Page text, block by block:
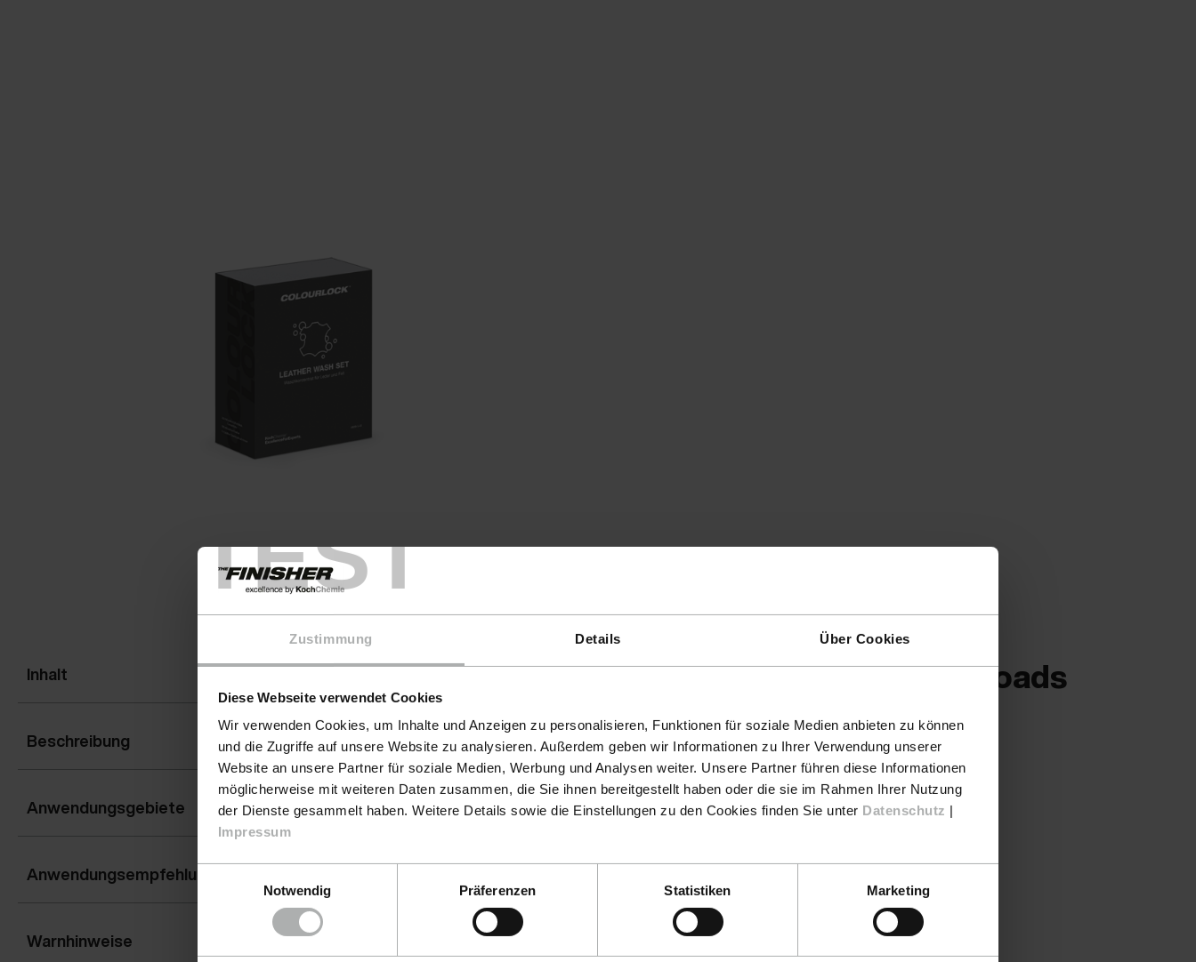
TEST
Zustimmung Details Über Cookies
Diese Webseite verwendet Cookies
Wir verwenden Cookies, um Inhalte und Anzeigen zu personalisieren, Funktionen für soziale Medien anbieten zu können
und die Zugriffe auf unsere Website zu analysieren. Außerdem geben wir Informationen zu Ihrer Verwendung unserer
Website an unsere Partner für soziale Medien, Werbung und Analysen weiter. Unsere Partner führen diese Informationen
möglicherweise mit weiteren Daten zusammen, die Sie ihnen bereitgestellt haben oder die sie im Rahmen Ihrer Nutzung
der Dienste gesammelt haben. Weitere Details sowie die Einstellungen zu den Cookies finden Sie unter Datenschutz |
Impressum
Notwendig
Präferenzen Statistiken Marketing
Inhalt
Beschreibung
Anwendungsgebiete
Anwendungsempfehlung
Warnhinweise
Downloads